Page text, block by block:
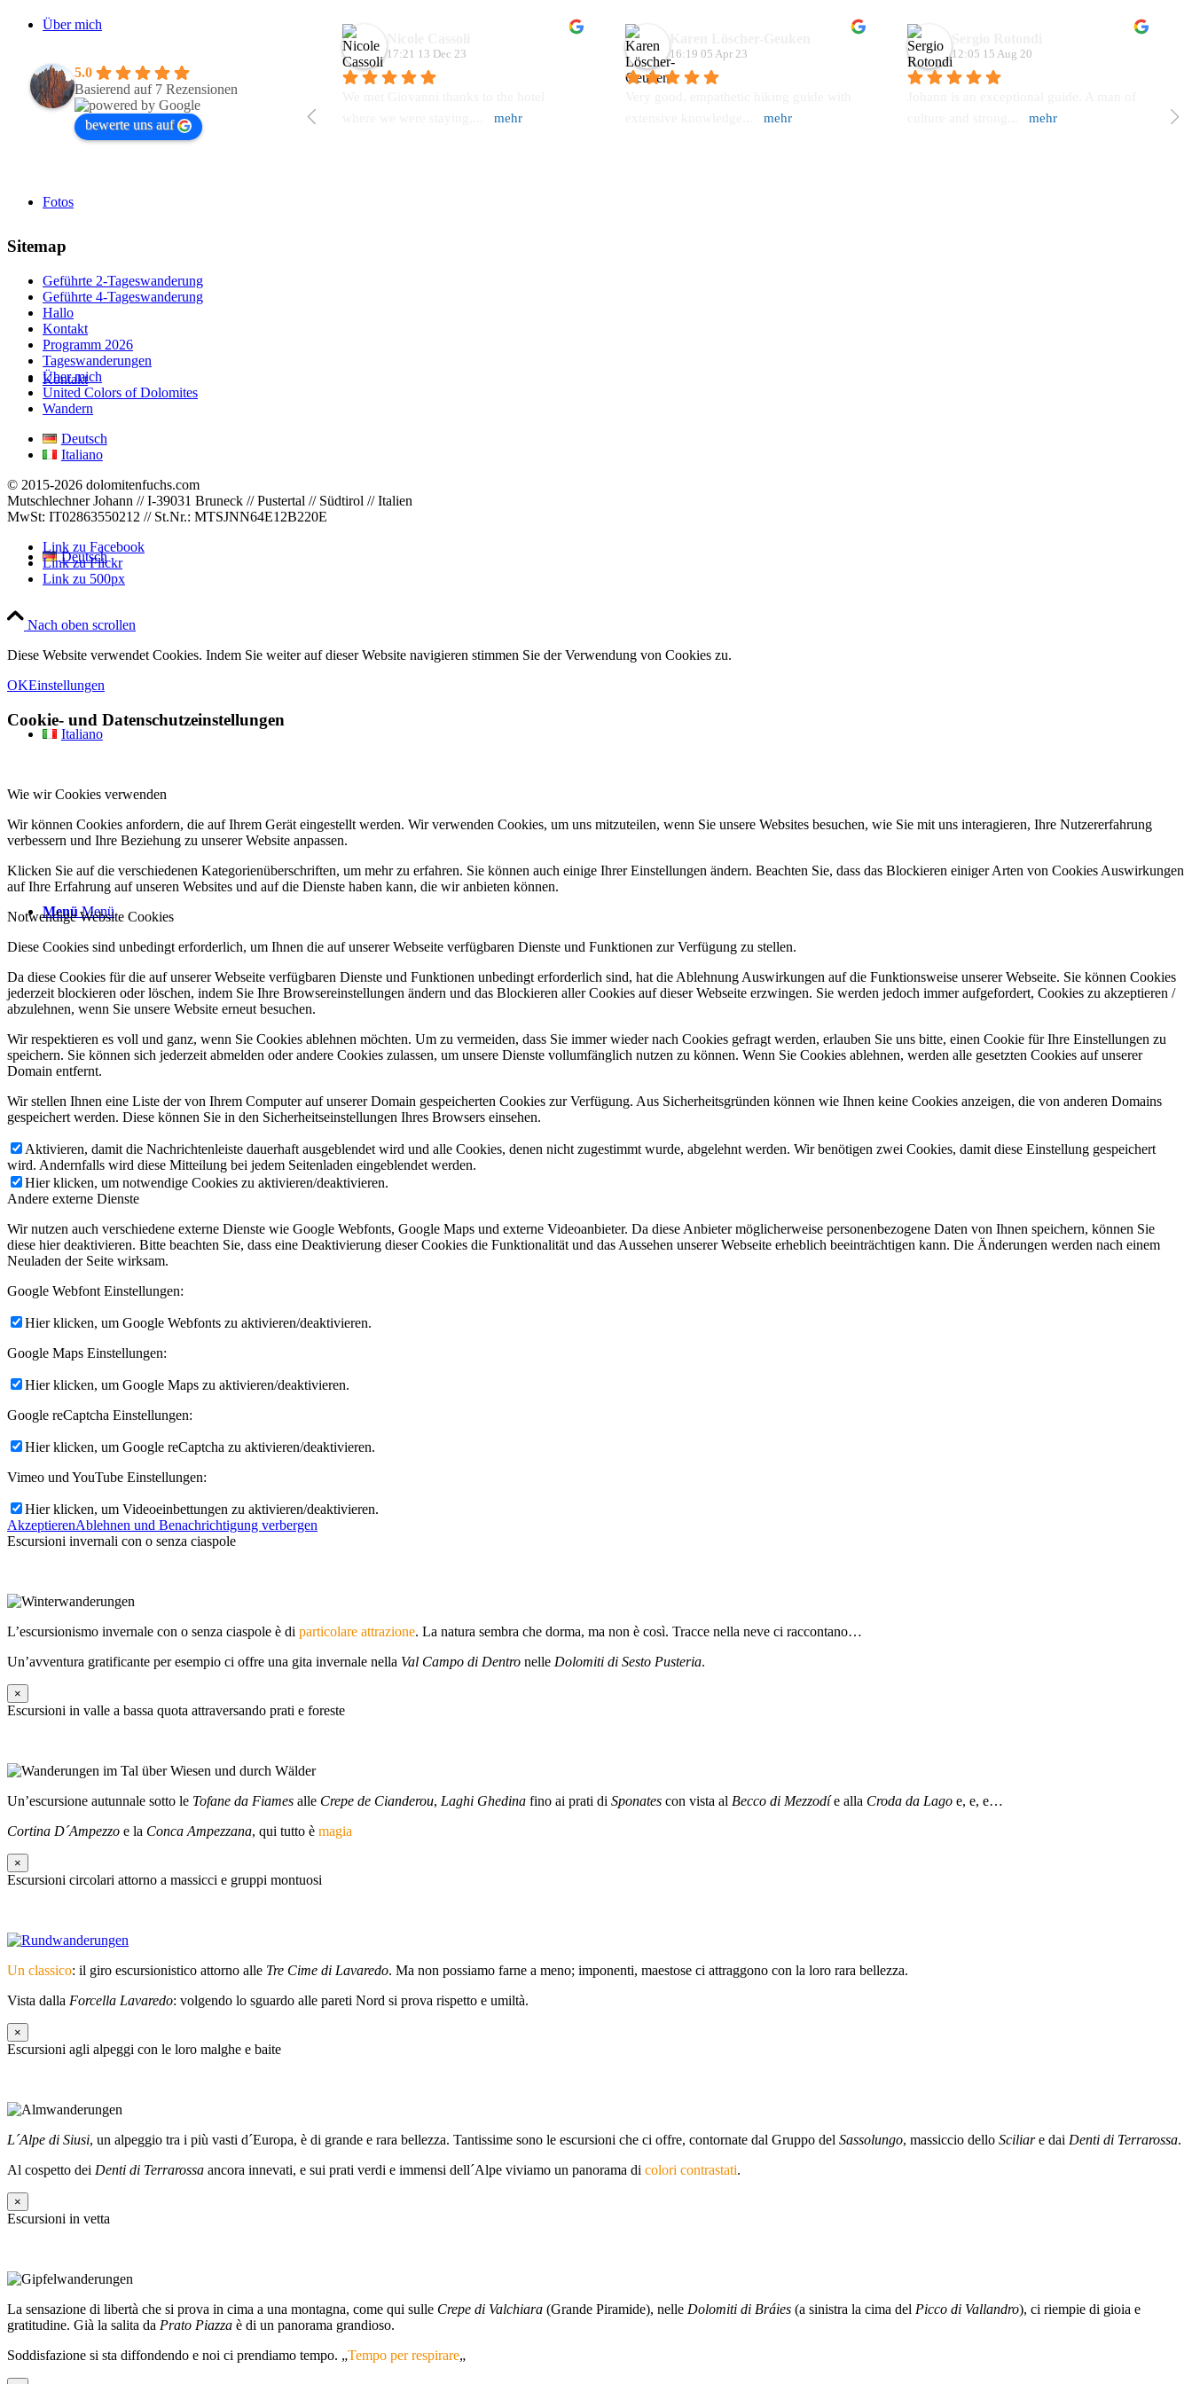
Über mich
Fotos
Kontakt
Deutsch
Italiano
Menü Menü
5.0
Basierend auf 7 Rezensionen
bewerte uns auf
17:21 13 Dec 23
mehr
Karen Löscher-Geuken
16:19 05 Apr 23
mehr
12:05 15 Aug 20
mehr
Sitemap
Geführte 2-Tageswanderung
Geführte 4-Tageswanderung
Hallo
Kontakt
Programm 2026
Tageswanderungen
Über mich
United Colors of Dolomites
Wandern
Deutsch
Italiano
© 2015-2026 dolomitenfuchs.com
Mutschlechner Johann // I-39031 Bruneck // Pustertal // Südtirol // Italien
MwSt: IT02863550212 // St.Nr.: MTSJNN64E12B220E
Link zu Facebook
Link zu Flickr
Link zu 500px
Nach oben scrollen
Diese Website verwendet Cookies. Indem Sie weiter auf dieser Website navigieren stimmen Sie der Verwendung von Cookies zu.
OKEinstellungen
Cookie- und Datenschutzeinstellungen
Wie wir Cookies verwenden
Wir können Cookies anfordern, die auf Ihrem Gerät eingestellt werden. Wir verwenden Cookies, um uns mitzuteilen, wenn Sie unsere Websites besuchen, wie Sie mit uns interagieren, Ihre Nutzererfahrung
verbessern und Ihre Beziehung zu unserer Website anpassen.
Klicken Sie auf die verschiedenen Kategorienüberschriften, um mehr zu erfahren. Sie können auch einige Ihrer Einstellungen ändern. Beachten Sie, dass das Blockieren einiger Arten von Cookies Auswirkungen
auf Ihre Erfahrung auf unseren Websites und auf die Dienste haben kann, die wir anbieten können.
Notwendige Website Cookies
Diese Cookies sind unbedingt erforderlich, um Ihnen die auf unserer Webseite verfügbaren Dienste und Funktionen zur Verfügung zu stellen.
Da diese Cookies für die auf unserer Webseite verfügbaren Dienste und Funktionen unbedingt erforderlich sind, hat die Ablehnung Auswirkungen auf die Funktionsweise unserer Webseite. Sie können Cookies
jederzeit blockieren oder löschen, indem Sie Ihre Browsereinstellungen ändern und das Blockieren aller Cookies auf dieser Webseite erzwingen. Sie werden jedoch immer aufgefordert, Cookies zu akzeptieren /
abzulehnen, wenn Sie unsere Website erneut besuchen.
Wir respektieren es voll und ganz, wenn Sie Cookies ablehnen möchten. Um zu vermeiden, dass Sie immer wieder nach Cookies gefragt werden, erlauben Sie uns bitte, einen Cookie für Ihre Einstellungen zu
speichern. Sie können sich jederzeit abmelden oder andere Cookies zulassen, um unsere Dienste vollumfänglich nutzen zu können. Wenn Sie Cookies ablehnen, werden alle gesetzten Cookies auf unserer
Domain entfernt.
Wir stellen Ihnen eine Liste der von Ihrem Computer auf unserer Domain gespeicherten Cookies zur Verfügung. Aus Sicherheitsgründen können wie Ihnen keine Cookies anzeigen, die von anderen Domains
gespeichert werden. Diese können Sie in den Sicherheitseinstellungen Ihres Browsers einsehen.
Aktivieren, damit die Nachrichtenleiste dauerhaft ausgeblendet wird und alle Cookies, denen nicht zugestimmt wurde, abgelehnt werden. Wir benötigen zwei Cookies, damit diese Einstellung gespeichert
wird. Andernfalls wird diese Mitteilung bei jedem Seitenladen eingeblendet werden.
Hier klicken, um notwendige Cookies zu aktivieren/deaktivieren.
Andere externe Dienste
Wir nutzen auch verschiedene externe Dienste wie Google Webfonts, Google Maps und externe Videoanbieter. Da diese Anbieter möglicherweise personenbezogene Daten von Ihnen speichern, können Sie
diese hier deaktivieren. Bitte beachten Sie, dass eine Deaktivierung dieser Cookies die Funktionalität und das Aussehen unserer Webseite erheblich beeinträchtigen kann. Die Änderungen werden nach einem
Neuladen der Seite wirksam.
Google Webfont Einstellungen:
Hier klicken, um Google Webfonts zu aktivieren/deaktivieren.
Google Maps Einstellungen:
Hier klicken, um Google Maps zu aktivieren/deaktivieren.
Google reCaptcha Einstellungen:
Hier klicken, um Google reCaptcha zu aktivieren/deaktivieren.
Vimeo und YouTube Einstellungen:
Hier klicken, um Videoeinbettungen zu aktivieren/deaktivieren.
AkzeptierenAblehnen und Benachrichtigung verbergen
Escursioni invernali con o senza ciaspole
L’escursionismo invernale con o senza ciaspole è di particolare attrazione. La natura sembra che dorma, ma non è così. Tracce nella neve ci raccontano…
Un’avventura gratificante per esempio ci offre una gita invernale nella Val Campo di Dentro nelle Dolomiti di Sesto Pusteria.
×
Escursioni in valle a bassa quota attraversando prati e foreste
Un’escursione autunnale sotto le Tofane da Fiames alle Crepe de Cianderou, Laghi Ghedina fino ai prati di Sponates con vista al Becco di Mezzodíe alla Croda da Lago e, e, e…
Cortina D´Ampezzo e la Conca Ampezzana, qui tutto è magia
×
Escursioni circolari attorno a massicci e gruppi montuosi
Un classico: il giro escursionistico attorno alle Tre Cime di Lavaredo. Ma non possiamo farne a meno; imponenti, maestose ci attraggono con la loro rara bellezza.
Vista dalla Forcella Lavaredo: volgendo lo sguardo alle pareti Nord si prova rispetto e umiltà.
×
Escursioni agli alpeggi con le loro malghe e baite
L´Alpe di Siusi, un alpeggio tra i più vasti d´Europa, è di grande e rara bellezza. Tantissime sono le escursioni che ci offre, contornate dal Gruppo del Sassolungo, massiccio dello Sciliare dai Denti di Terrarossa.
Al cospetto dei Denti di Terrarossa ancora innevati, e sui prati verdi e immensi dell´Alpe viviamo un panorama di colori contrastati.
×
Escursioni in vetta
La sensazione di libertà che si prova in cima a una montagna, come qui sulle Crepe di Valchiara (Grande Piramide), nelle Dolomiti di Bráies (a sinistra la cima del Picco di Vallandro), ci riempie di gioia e
gratitudine. Già la salita da Prato Piazza è di un panorama grandioso.
Soddisfazione si sta diffondendo e noi ci prendiamo tempo. „Tempo per respirare„